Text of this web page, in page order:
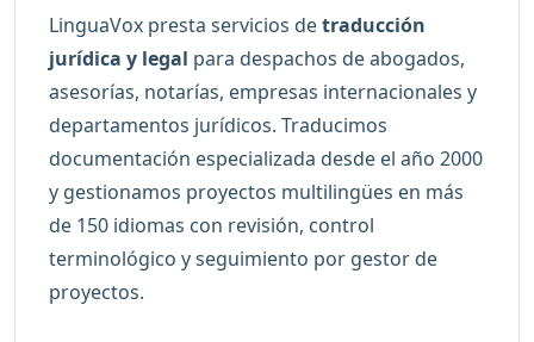
LinguaVox presta servicios detraducción
jurídica y legal para despachos de abogados,
asesorías, notarías, empresas internacionales y
departamentos jurídicos. Traducimos
documentación especializada desde el año 2000
y gestionamos proyectos multilingües en más
de 150 idiomas con revisión, control
terminológico y seguimiento por gestor de
proyectos.